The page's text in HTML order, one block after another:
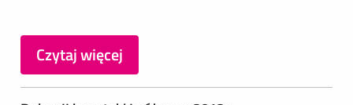
Czytaj więcej